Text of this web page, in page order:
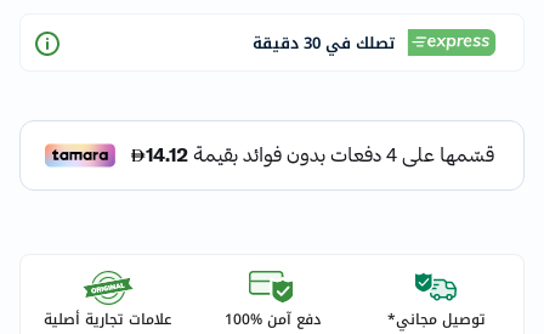
تصلك في 30 دقيقة
توصيل مجاني* دفع آمن %100 علامات تجارية أصلية